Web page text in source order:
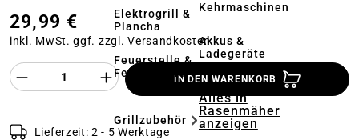
Elektrogrill &
Plancha
Feuerstelle &
Feuerschale
Grillzubehör
Kehrmaschinen
Akkus &
Ladegeräte
Alles in
Rasenmäher
anzeigen
29,99 €
inkl. MwSt. ggf. zzgl.Versandkosten
Produkt Anzahl des Produktes
IN DEN WARENKORB
Lieferzeit: 2 - 5 Werktage